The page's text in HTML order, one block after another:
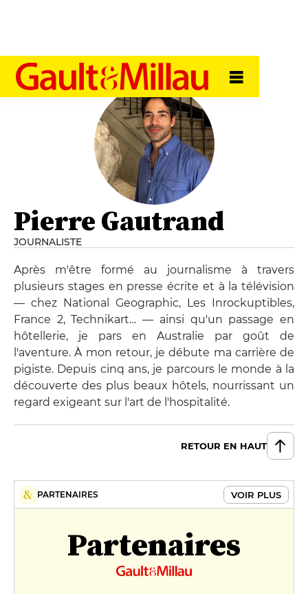
Pierre Gautrand
JOURNALISTE
Après m'être formé au journalisme à travers
plusieurs stages en presse écrite et à la télévision
— chez National Geographic, Les Inrockuptibles,
France 2, Technikart… — ainsi qu'un passage en
hôtellerie, je pars en Australie par goût de
l'aventure. À mon retour, je débute ma carrière de
pigiste. Depuis cinq ans, je parcours le monde à la
découverte des plus beaux hôtels, nourrissant un
regard exigeant sur l'art de l'hospitalité.
RETOUR EN HAUT
PARTENAIRES VOIR PLUS
Partenaires